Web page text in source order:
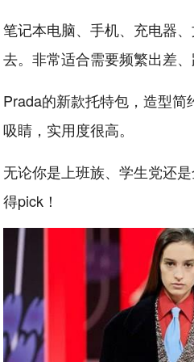
笔记本电脑、手机、充电器
去。非常适合需要频繁出差、
Prada的新款托特包，造型简
吸睛，实用度很高。
无论你是上班族、学生党还
得pick！